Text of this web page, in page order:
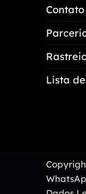
Contato
Lista